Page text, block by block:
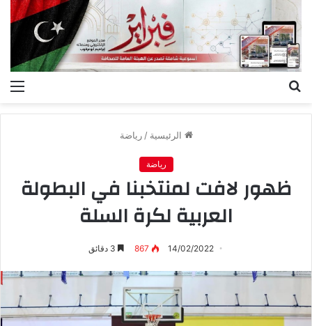
الرئيسية / رياضة
رياضة
ظهور لافت لمنتخبنا في البطولة
العربية لكرة السلة
14/02/2022
867